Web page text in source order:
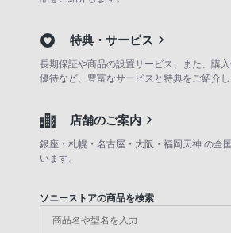
特典・サービス
長期保証や商品の設置サービス、また、購
優待など、豊富なサービスと特典をご紹介し
店舗のご案内
銀座・札幌・名古屋・大阪・福岡天神 の全
います。
ソニーストアの商品を検索